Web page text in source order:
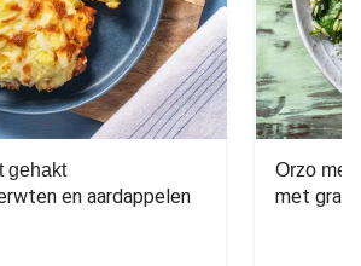
gehakt
en aardappelen
Orzo met
met